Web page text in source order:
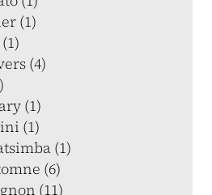
(1)
(4)
(1)
(1)
(1)
(6)
(11)